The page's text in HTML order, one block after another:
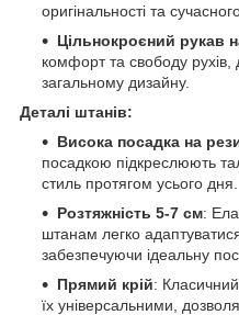
оригінальності та
Цільнокроєний рукав
комфорт та свободу
загальному дизайну.
Деталі штанів:
Висока посадка на
посадкою підкреслюють
стиль протягом усього дня.
Розтяжність 5-7 см:
штанам легко
забезпечуючи ідеальну
Прямий крій:
їх універсальними,